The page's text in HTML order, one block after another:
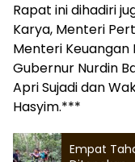
Rapat ini dihadiri
Karya, Menteri
Menteri Keuangan
Gubernur Nurdin
Apri Sujadi dan
Hasyim.***
Empat